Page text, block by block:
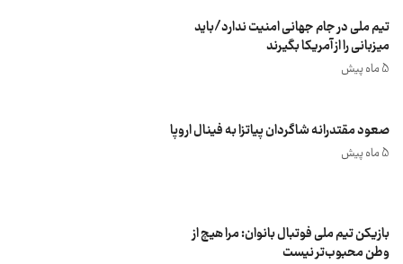
تیم ملی در جام جهانی امنیت ندارد/باید
میزبانی را از آمریکا بگیرند
5 ماه پیش
صعود مقتدرانه شاگردان پیاتزا به فینال اروپا
5 ماه پیش
بازیکن تیم ملی فوتبال بانوان: مرا هیچ از
وطن محبوب‌تر نیست